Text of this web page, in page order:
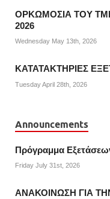
ΟΡΚΩΜΟΣΙΑ ΤΟΥ
2026
Wednesday May 13th, 2026
ΚΑΤΑΤΑΚΤΗΡΙΕΣ
Tuesday April 28th, 2026
Announcements
Πρόγραμμα
Friday July 31st, 2026
ΑΝΑΚΟΙΝΩΣΗ ΓΙΑ